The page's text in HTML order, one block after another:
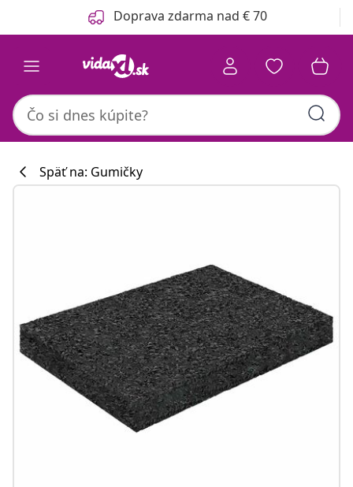
Predchádzajúce Doprava zdarma nad € 70
Späť na: Gumičky